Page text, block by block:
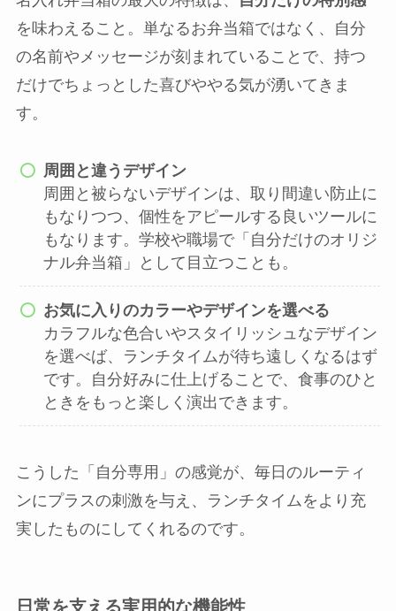
を味わえること。単なるお弁当箱ではなく、自分
の名前やメッセージが刻まれていることで、持つ
だけでちょっとした喜びややる気が湧いてきま
す。
周囲と違うデザイン
周囲と被らないデザインは、取り間違い防止に
もなりつつ、個性をアピールする良いツールに
もなります。学校や職場で「自分だけのオリジ
ナル弁当箱」として目立つことも。
お気に入りのカラーやデザインを選べる
カラフルな色合いやスタイリッシュなデザイン
を選べば、ランチタイムが待ち遠しくなるはず
です。自分好みに仕上げることで、食事のひと
ときをもっと楽しく演出できます。
こうした「自分専用」の感覚が、毎日のルーティ
ンにプラスの刺激を与え、ランチタイムをより充
実したものにしてくれるのです。
日常を支える実用的な機能性